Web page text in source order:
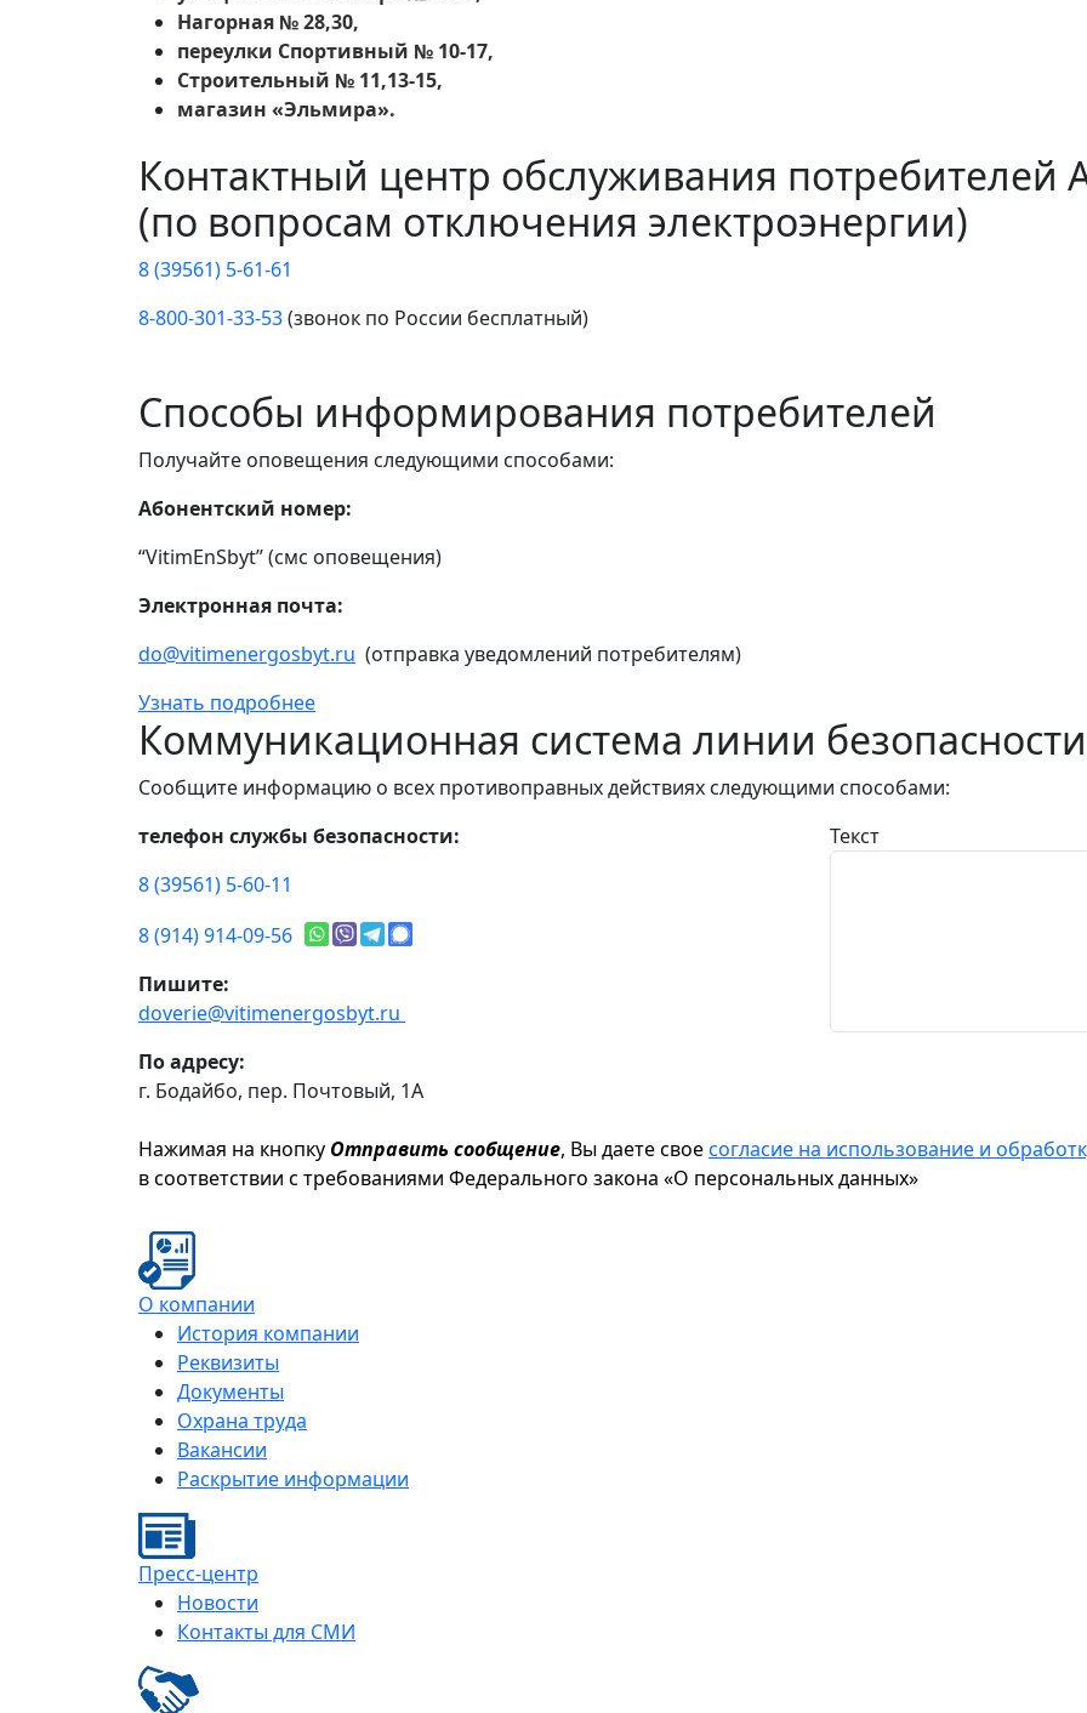
Нагорная № 28,30,
переулки Спортивный № 10-17,
Строительный № 11,13-15,
магазин «Эльмира».
Контактный центр обслуживания потребителей
(по вопросам отключения электроэнергии)
8 (39561) 5-61-61
8-800-301-33-53(звонок по России бесплатный)
Способы информирования потребителей
Получайте оповещения следующими способами:
Абонентский номер:
“VitimEnSbyt” (смс оповещения)
Электронная почта:
do@vitimenergosbyt.ru (отправка уведомлений потребителям)
Узнать подробнее
Коммуникационная система линии безопасности
Сообщите информацию о всех противоправных действиях следующими способами:
телефон службы безопасности:
8 (39561) 5-60-11
8 (914) 914-09-56
Пишите:
doverie@vitimenergosbyt.ru
По адресу:
г. Бодайбо, пер. Почтовый, 1А
Текст
Нажимая на кнопку Отправить сообщение, Вы даете своесогласие на использование и
в соответствии с требованиями Федерального закона «О персональных данных»
О компании
История компании
Реквизиты
Документы
Охрана труда
Вакансии
Раскрытие информации
Пресс-центр
Новости
Контакты для СМИ